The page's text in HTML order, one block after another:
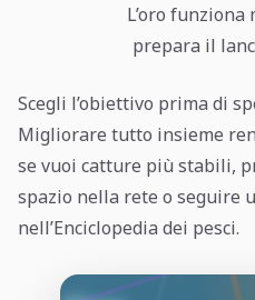
L’oro funziona
prepara il
Scegli l’obiettivo prima di
Migliorare tutto insieme
se vuoi catture più stabili,
spazio nella rete o seguire
nell’Enciclopedia dei pesci.